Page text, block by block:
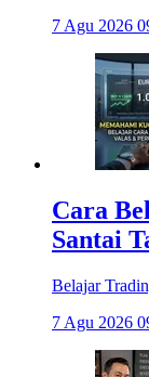
7 Agu 2026
Cara
Santai
Belajar
7 Agu 2026